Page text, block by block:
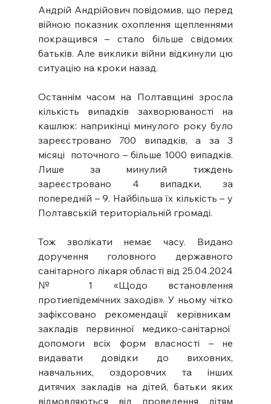
Андрій Андрійович повідомив, що перед
війною показник охоплення щепленнями
покращився – стало більше свідомих
батьків. Але виклики війни відкинули цю
ситуацію на кроки назад.
Останнім часом на Полтавщині зросла
кількість випадків захворюваності на
кашлюк: наприкінці минулого року було
зареєстровано 700 випадків, а за 3
місяці  поточного – більше 1000 випадків.
Лише за минулий тиждень
зареєстровано 4 випадки, за
попередній – 9. Найбільша їх кількість – у
Полтавській територіальній громаді.
Тож зволікати немає часу. Видано
доручення головного державного
санітарного лікаря області від 25.04.2024
№ 1 «Щодо встановлення
протиепідемічних заходів». У ньому чітко
зафіксовано рекомендації керівникам
закладів  первинної  медико-санітарної
допомоги всіх форм власності – не
видавати довідки до виховних,
навчальних, оздоровчих та інших
дитячих закладів на дітей, батьки яких
відмовляються від проведення дітям